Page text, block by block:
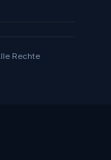
Rechte